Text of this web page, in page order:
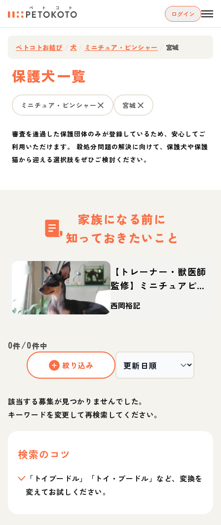
ログイン
ペトコトお結び 犬 ミニチュア・ピンシャー 宮城
保護犬一覧
ミニチュア・ピンシャー 宮城
審査を通過した保護団体のみが登録しているため、安心してご
利用いただけます。 殺処分問題の解決に向けて、保護犬や保護
猫から迎える選択肢をぜひご検討ください。
家族になる前に
知っておきたいこと
【トレーナー・獣医師
監修】ミニチュアピン
シャーってどんな犬？
性格・特徴・育て方・
西岡裕記
0件/0件中
絞り込み
該当する募集が見つかりませんでした。
キーワードを変更して再検索してください。
検索のコツ
「トイプードル」「トイ・プードル」など、変換を
変えてお試しください。